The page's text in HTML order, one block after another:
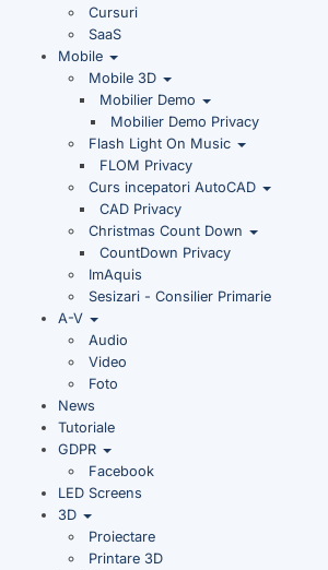
Cursuri
SaaS
Mobile
Mobile 3D
Mobilier Demo
Mobilier Demo Privacy
Flash Light On Music
FLOM Privacy
Curs incepatori AutoCAD
CAD Privacy
Christmas Count Down
CountDown Privacy
ImAquis
Sesizari - Consilier Primarie
A-V
Audio
Video
Foto
News
Tutoriale
GDPR
Facebook
LED Screens
3D
Proiectare
Printare 3D